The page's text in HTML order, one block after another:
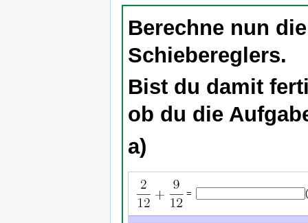
Berechne nun
Schiebereglers.
Bist du damit
ob du die
a)
=